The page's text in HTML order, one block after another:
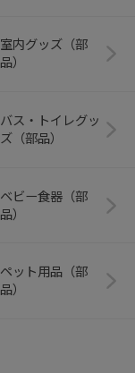
室内グッズ（部
品）
バス・トイレグッ
ズ（部品）
ベビー食器（部
品）
ペット用品（部
品）